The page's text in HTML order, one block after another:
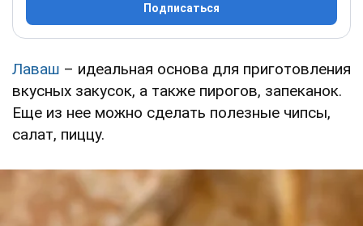
Подписаться
Лаваш – идеальная основа для приготовления
вкусных закусок, а также пирогов, запеканок.
Еще из нее можно сделать полезные чипсы,
салат, пиццу.